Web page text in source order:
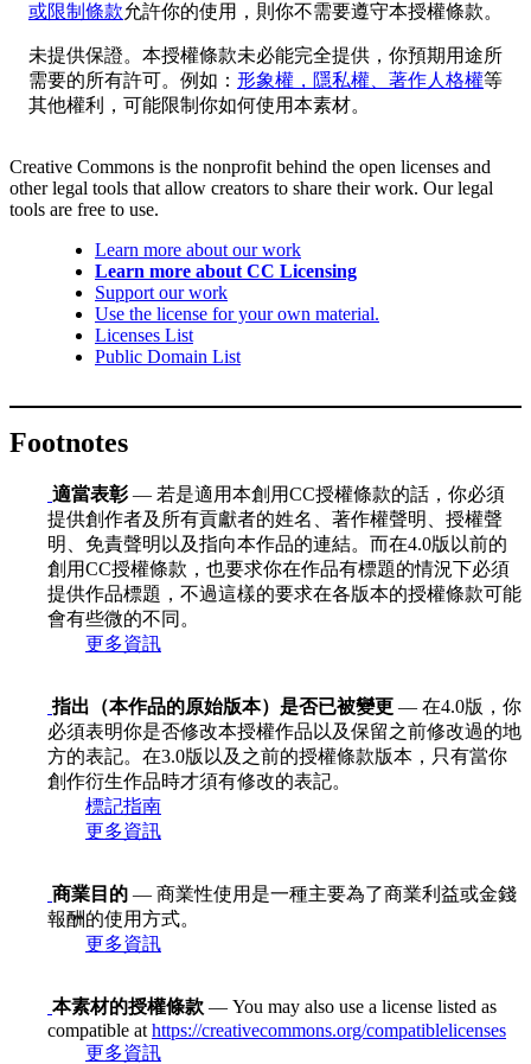
或限制條款允許你的使用，則你不需要遵守本授權條款。
未提供保證。本授權條款未必能完全提供，你預期用途所
需要的所有許可。例如： 形象權，隱私權、著作人格權等
其他權利，可能限制你如何使用本素材。
Creative Commons is the nonprofit behind the open licenses and
other legal tools that allow creators to share their work. Our legal
tools are free to use.
Learn more about our work
Learn more about CC Licensing
Support our work
Use the license for your own material.
Licenses List
Public Domain List
Footnotes
適當表彰— 若是適用本創用CC授權條款的話，你必須
提供創作者及所有貢獻者的姓名、著作權聲明、授權聲
明、免責聲明以及指向本作品的連結。而在4.0版以前的
創用CC授權條款，也要求你在作品有標題的情況下必須
提供作品標題，不過這樣的要求在各版本的授權條款可能
會有些微的不同。
更多資訊
指出（本作品的原始版本）是否已被變更 — 在4.0版，你
必須表明你是否修改本授權作品以及保留之前修改過的地
方的表記。在3.0版以及之前的授權條款版本，只有當你
創作衍生作品時才須有修改的表記。
標記指南
更多資訊
商業目的 — 商業性使用是一種主要為了商業利益或金錢
報酬的使用方式。
更多資訊
本素材的授權條款 — You may also use a license listed as
compatible at https://creativecommons.org/compatiblelicenses
更多資訊